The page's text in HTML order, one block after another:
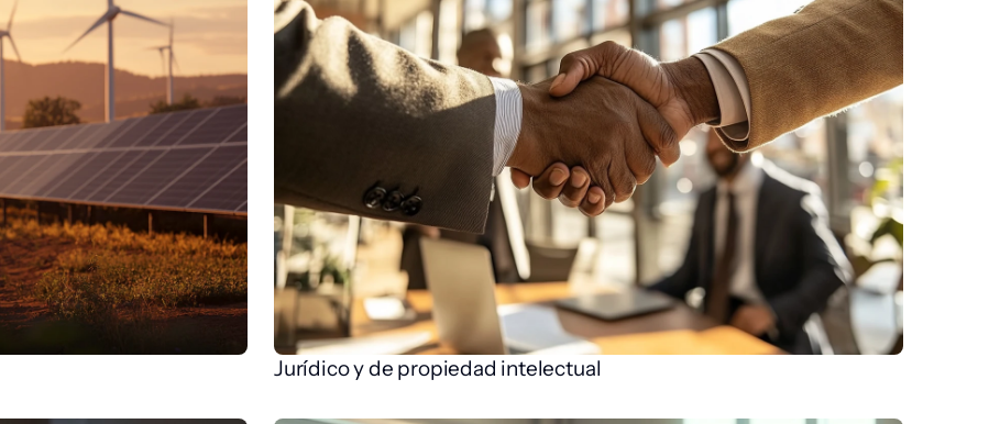
Jurídico y de propiedad intelectual